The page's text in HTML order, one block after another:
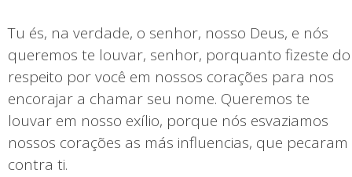
Tu és, na verdade, o senhor, nosso Deus, e nós
queremos te louvar, senhor, porquanto fizeste do
respeito por você em nossos corações para nos
encorajar a chamar seu nome. Queremos te
louvar em nosso exílio, porque nós esvaziamos
nossos corações as más influencias, que pecaram
contra ti.